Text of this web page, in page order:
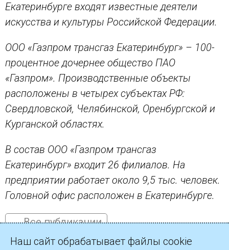
Екатеринбурге входят известные деятели
искусства и культуры Российской Федерации.
ООО «Газпром трансгаз Екатеринбург» – 100-
процентное дочернее общество ПАО
«Газпром». Производственные объекты
расположены в четырех субъектах РФ:
Свердловской, Челябинской, Оренбургской и
Курганской областях.
В состав ООО «Газпром трансгаз
Екатеринбург» входит 26 филиалов. На
предприятии работает около 9,5 тыс. человек.
Головной офис расположен в Екатеринбурге.
← Все публикации
Наш сайт обрабатывает файлы cookie